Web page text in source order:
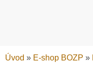
Úvod » E-shop BOZP »